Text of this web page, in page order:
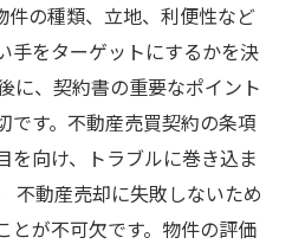
件の種類、立地、利便性など
手をターゲットにするかを決
に、契約書の重要なポイント
です。不動産売買契約の条項
を向け、トラブルに巻き込ま
不動産売却に失敗しないため
とが不可欠です。物件の評価